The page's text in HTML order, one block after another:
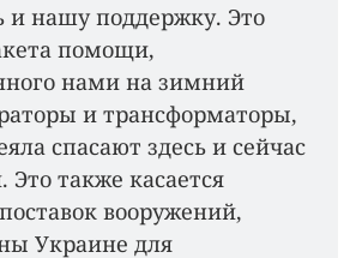
и нашу поддержку. Это
помощи,
нами на зимний
и трансформаторы,
спасают здесь и сейчас
также касается
вооружений,
Украине для